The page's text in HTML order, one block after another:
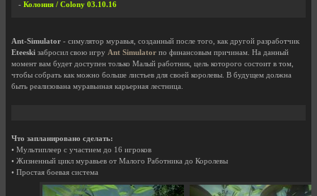
- Колония / Colony 03.10.16
Ant-Simulator - симулятор муравья, созданный после того, как другой разработчик
Eteeski забросил свою игру Ant Simulator по финансовым причинам. На данный
момент вам будет доступен только Малый работник, цель которого состоит в том,
чтобы собрать как можно больше листьев для своей королевы. В будущем должна
быть реализована муравьиная карьерная лестница.
Что запланировано сделать:
• Мультиплеер с участием до 16 игроков
• Жизненный цикл муравьев от Малого Работника до Королевы
• Простая боевая система